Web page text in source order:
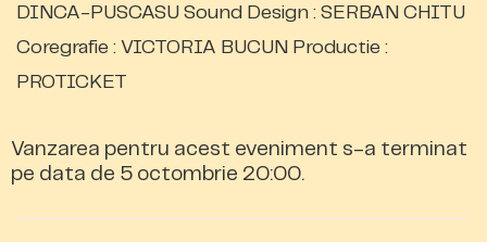
DINCA-PUSCASU Sound Design : SERBAN CHITU
Coregrafie : VICTORIA BUCUN Productie :
PROTICKET
Vanzarea pentru acest eveniment s-a terminat
pe data de 5 octombrie 20:00.